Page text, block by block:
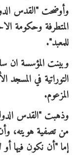
وأوضحت "القدس
المتطرفة وحكومة
للمعبد".
وبينت المؤسسة
التوراتية في المسجد
المزعوم.
وذهبت "القدس
من تصفية هويته،
إما "أن نكون فيها